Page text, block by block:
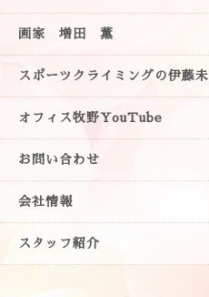
画家 増田 薫
スポーツクライミングの伊藤
オフィス牧野YouTube
お問い合わせ
会社情報
スタッフ紹介